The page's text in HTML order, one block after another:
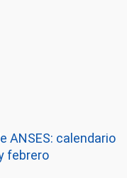
ANSES: calendario
febrero